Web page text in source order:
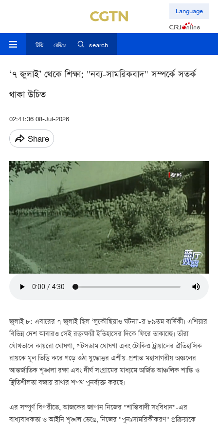
Language
টিভি রেডিও search
‘৭ জুলাই’ থেকে শিক্ষা: "নব্য-সামরিকবাদ" সম্পর্কে সতর্ক
থাকা উচিত
02:41:36 08-Jul-2026
Share
জুলাই ৮: এবারের ৭ জুলাই ছিল ‘লুকৌছিয়াও ঘটনা’-র ৮৯তম বার্ষিকী। এশিয়ার
বিভিন্ন দেশ আবারও সেই রক্তক্ষয়ী ইতিহাসের দিকে ফিরে তাকাচ্ছে। তাঁরা
যৌথভাবে কায়রো ঘোষণা, পটসডাম ঘোষণা এবং টোকিও ট্রায়ালের ঐতিহাসিক
রায়কে মূল ভিত্তি করে গড়ে ওঠা যুদ্ধোত্তর এশীয়-প্রশান্ত মহাসাগরীয় অঞ্চলের
আন্তর্জাতিক শৃঙ্খলা রক্ষা এবং দীর্ঘ সংগ্রামের মাধ্যমে অর্জিত আঞ্চলিক শান্তি ও
স্থিতিশীলতা বজায় রাখার শপথ পুনর্ব্যক্ত করছে।
এর সম্পূর্ণ বিপরীতে, আজকের জাপান নিজের "শান্তিবাদী সংবিধান"-এর
বাধ্যবাধকতা ও আইনি শৃঙ্খল ভেঙে, নিজের "পুনঃসামরিকীকরণ" প্রক্রিয়াকে